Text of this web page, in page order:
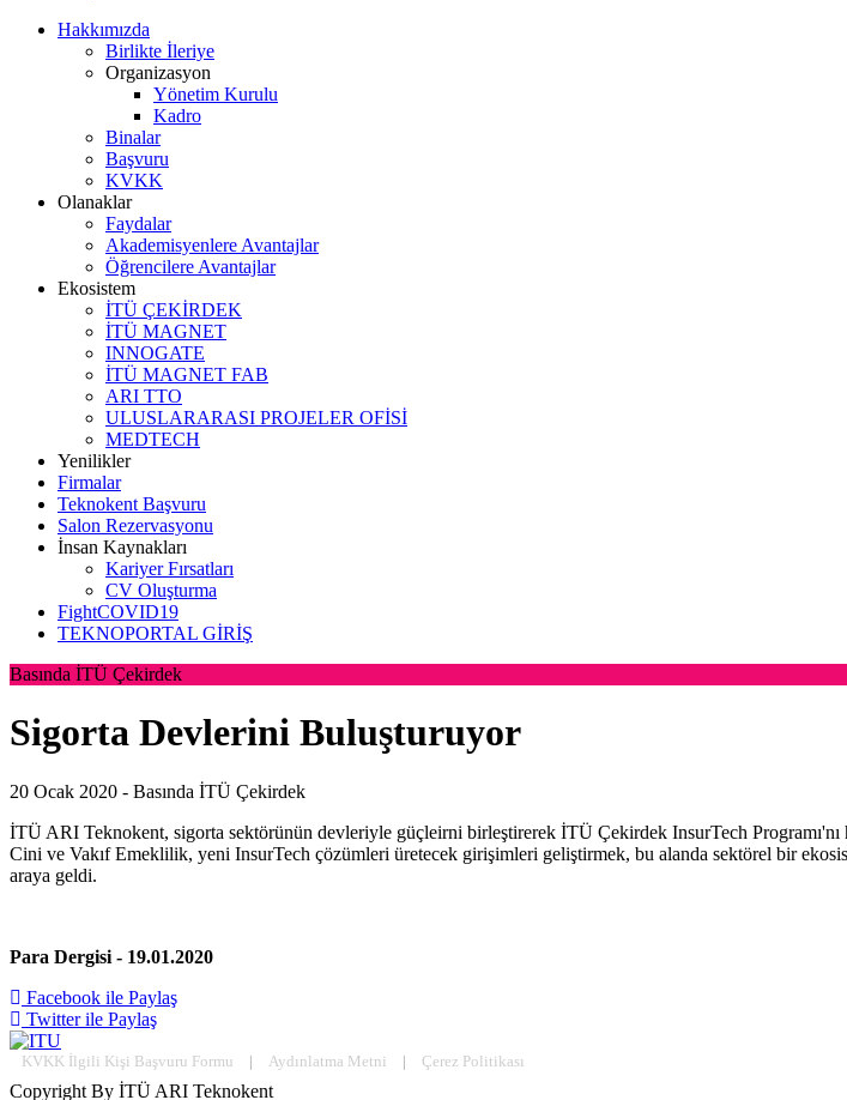
Hakkımızda
Birlikte İleriye
Organizasyon
Yönetim Kurulu
Kadro
Binalar
Başvuru
KVKK
Olanaklar
Faydalar
Akademisyenlere Avantajlar
Öğrencilere Avantajlar
Ekosistem
İTÜ ÇEKİRDEK
İTÜ MAGNET
INNOGATE
İTÜ MAGNET FAB
ARI TTO
ULUSLARARASI PROJELER OFİSİ
MEDTECH
Yenilikler
Firmalar
Teknokent Başvuru
Salon Rezervasyonu
İnsan Kaynakları
Kariyer Fırsatları
CV Oluşturma
FightCOVID19
TEKNOPORTAL GİRİŞ
Basında İTÜ Çekirdek
Sigorta Devlerini Buluşturuyor
20 Ocak 2020 - Basında İTÜ Çekirdek
İTÜ ARI Teknokent, sigorta sektörünün devleriyle güçleirni birleştirerek İTÜ Çekirdek InsurTech
Cini ve Vakıf Emeklilik, yeni InsurTech çözümleri üretecek girişimleri geliştirmek, bu alanda sektörel bir
araya geldi.
Para Dergisi - 19.01.2020
Facebook ile Paylaş
Twitter ile Paylaş
KVKK İlgili Kişi Başvuru Formu | Aydınlatma Metni | Çerez Politikası
Copyright By İTÜ ARI Teknokent